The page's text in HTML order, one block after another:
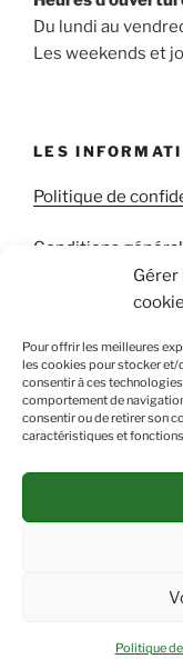
Pour offrir les meilleures
les cookies pour stocker et/
consentir à ces
comportement de
consentir ou de retirer son
caractéristiques et
Politique
Du lundi au
Les weekends et
LES
Politique de
Conditions
RECHERCHER
Politique de